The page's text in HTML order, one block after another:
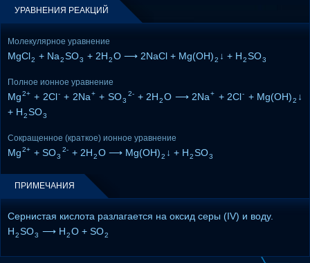
УРАВНЕНИЯ РЕАКЦИЙ
Молекулярное уравнение
MgCl2 + Na2SO3 + 2H2O ⟶ 2NaCl + Mg(OH)2 ↓ + H2SO3
Полное ионное уравнение
Mg2+ + 2Cl- + 2Na+ + SO3
2- + 2H 2 O ⟶ 2Na + + 2Cl- + Mg(OH)2 ↓
+ H2SO3
Сокращенное (краткое) ионное уравнение
Mg2+ + SO3
2- + 2H2O ⟶ Mg(OH)2 ↓ + H2SO3
ПРИМЕЧАНИЯ
Сернистая кислота разлагается на оксид серы (IV) и воду.
H2SO3 ⟶ H2O + SO2